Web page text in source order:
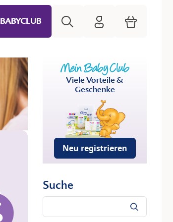
BABYCLUB HiPP Mein Babyclub
Warenkorb
Viele Vorteile &
Geschenke
Neu registrieren
Suche